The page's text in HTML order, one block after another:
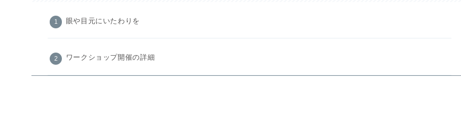
眼や目元にいたわりを
ワークショップ開催の詳細